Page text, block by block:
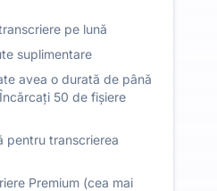
pe lună
suplimentare
avea o durată de până
50 de fișiere
pentru transcrierea
Premium (cea mai